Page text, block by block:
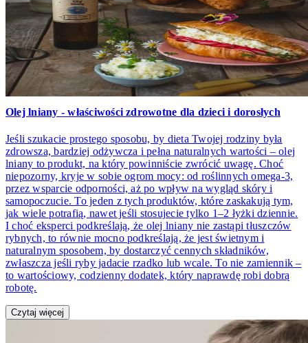
Olej lniany - właściwości zdrowotne dla dzieci i dorosłych
Jeśli szukacie prostego sposobu, by dieta Twojej rodziny była
zdrowsza, bardziej odżywcza i pełna naturalnych wartości – olej
lniany to produkt, na który powinniście zwrócić uwagę. Choć
niepozorny, kryje w sobie ogrom mocy: od roślinnych omega‑3,
przez wsparcie odporności, aż po wpływ na wygląd skóry i
samopoczucie. To jeden z tych produktów, które zaskakują tym,
jak wiele potrafią, nawet jeśli stosujecie tylko 1–2 łyżki dziennie.
I choć eksperci podkreślają, że olej lniany nie zastąpi tłuszczów
rybnych, to równie mocno podkreślają, że jest świetnym i
naturalnym sposobem, by dostarczyć cennych składników,
zwłaszcza jeśli ryby jadacie rzadko lub wcale. To nie zamiennik –
to wartościowy, codzienny dodatek, który naprawdę robi dobrą
robotę.
Czytaj więcej